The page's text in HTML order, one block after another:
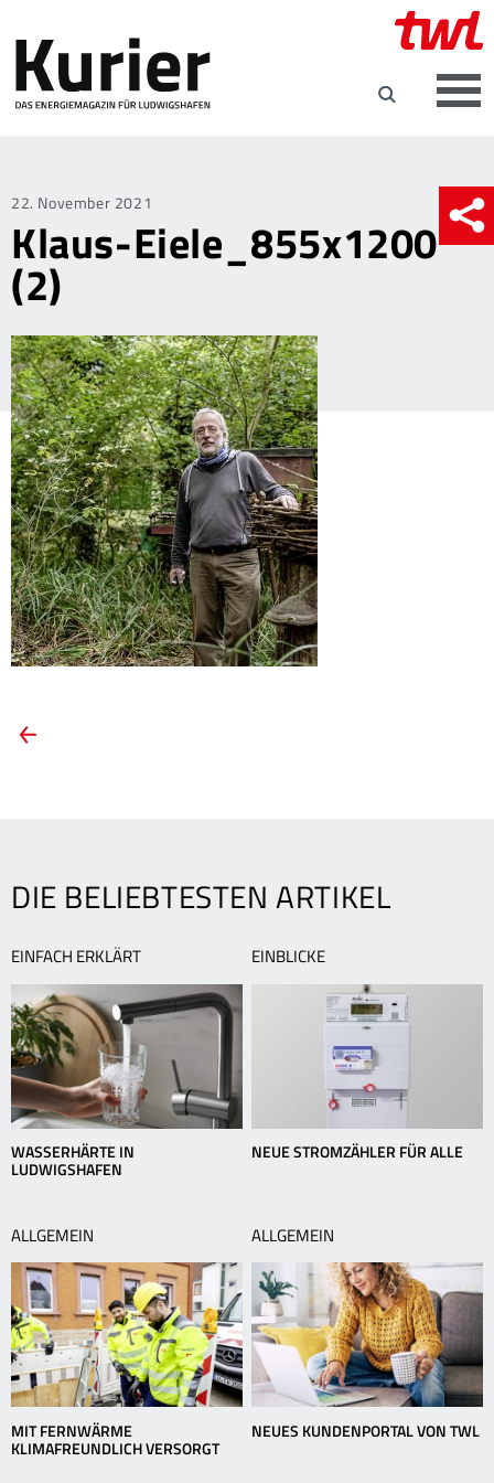
Posted
on
22. November 2021
Klaus-Eiele_855x1200
(2)
ARTIKEL-
DIE BELIEBTESTEN ARTIKEL
EINFACH ERKLÄRT
WASSERHÄRTE IN
LUDWIGSHAFEN
EINBLICKE
NEUE STROMZÄHLER FÜR ALLE
ALLGEMEIN
MIT FERNWÄRME
KLIMAFREUNDLICH VERSORGT
ALLGEMEIN
NEUES KUNDENPORTAL VON TWL